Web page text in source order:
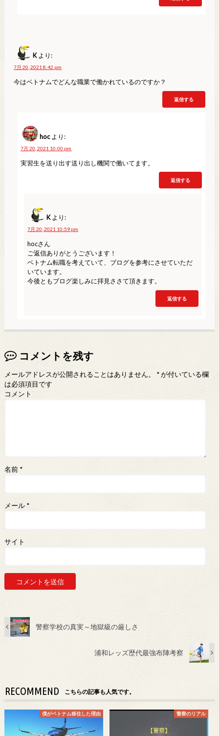
K より:
7月 20, 2021 8:42 pm
今はベトナムでどんな職業で働かれているのですか？
返信する
hoc より:
7月 20, 2021 10:00 pm
実習生を送り出す送り出し機関で働いてます。
返信する
K より:
7月 20, 2021 10:59 pm
hocさん
ご返信ありがとうございます！
ベトナム転職を考えていて、ブログを参考にさせていただ
いています。
今後ともブログ楽しみに拝見ささて頂きます。
返信する
コメントを残す
メールアドレスが公開されることはありません。 *が付いている欄
は必須項目です
コメント
名前 *
メール *
サイト
警察学校の真実～地獄級の厳しさ
浦和レッズ歴代最強布陣考察
RECOMMEND こちらの記事も人気です。
僕がベトナム移住した理由 警察のリアル